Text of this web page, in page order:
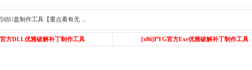
U盘制作工具【重点看有无 ...
方DLL优雅破解补丁制作工具 [x86]PYG官方Exe优雅破解补丁制作工具